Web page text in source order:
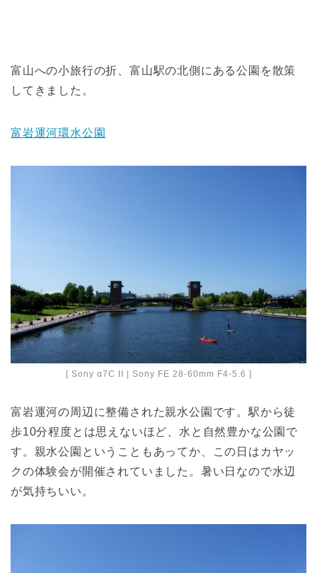
富山への小旅行の折、富山駅の北側にある公園を散策
してきました。
富岩運河環水公園
[ Sony α7C II | Sony FE 28-60mm F4-5.6 ]
富岩運河の周辺に整備された親水公園です。駅から徒
歩10分程度とは思えないほど、水と自然豊かな公園で
す。親水公園ということもあってか、この日はカヤッ
クの体験会が開催されていました。暑い日なので水辺
が気持ちいい。